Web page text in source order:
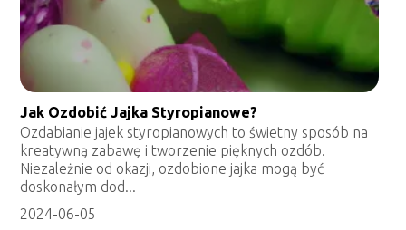
Jak Ozdobić Jajka Styropianowe?
Ozdabianie jajek styropianowych to świetny sposób na
kreatywną zabawę i tworzenie pięknych ozdób.
Niezależnie od okazji, ozdobione jajka mogą być
doskonałym dod...
2024-06-05